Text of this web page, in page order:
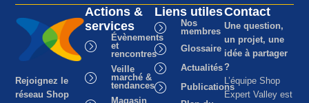
Rejoignez le
réseau Shop
Actions &
services
Évènements
et
rencontres
Veille
marché &
tendances
Magasin
Liens utiles
Nos
membres
Glossaire
Actualités
Publications
Contact
Une question,
un projet, une
idée à partager
?
L’équipe Shop
Expert Valley est